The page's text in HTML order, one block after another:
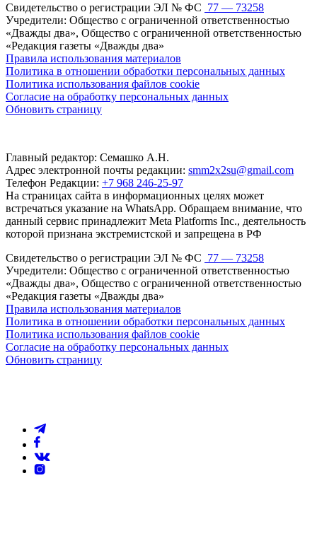
Свидетельство о регистрации ЭЛ № ФС 77 — 73258
Учредители: Общество с ограниченной ответственностью
«Дважды два», Общество с ограниченной ответственностью
«Редакция газеты «Дважды два»
Правила использования материалов
Политика в отношении обработки персональных данных
Политика использования файлов cookie
Согласие на обработку персональных данных
Обновить страницу
Главный редактор: Семашко А.Н.
Адрес электронной почты редакции: smm2x2su@gmail.com
Телефон Редакции: +7 968 246-25-97
На страницах сайта в информационных целях может
встречаться указание на WhatsApp. Обращаем внимание, что
данный сервис принадлежит Meta Platforms Inc., деятельность
которой признана экстремистской и запрещена в РФ
Свидетельство о регистрации ЭЛ № ФС 77 — 73258
Учредители: Общество с ограниченной ответственностью
«Дважды два», Общество с ограниченной ответственностью
«Редакция газеты «Дважды два»
Правила использования материалов
Политика в отношении обработки персональных данных
Политика использования файлов cookie
Согласие на обработку персональных данных
Обновить страницу